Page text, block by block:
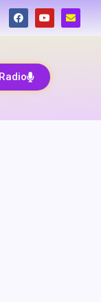
Radio